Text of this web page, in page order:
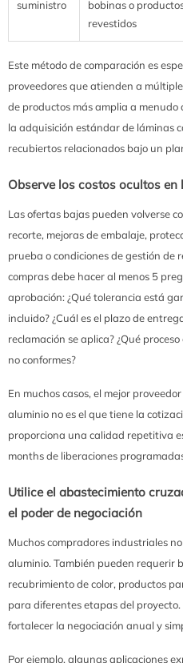
suministro
bobinas o
revestidos
Este método de comparación es
proveedores que atienden a
de productos más amplia a
la adquisición estándar de láminas
recubiertos relacionados bajo un
Observe los costos ocultos en
Las ofertas bajas pueden volverse
recorte, mejoras de embalaje,
prueba o condiciones de gestión de
compras debe hacer al menos 5
aprobación: ¿Qué tolerancia está
incluido? ¿Cuál es el plazo de
reclamación se aplica? ¿Qué
no conformes?
En muchos casos, el mejor
aluminio no es el que tiene la
proporciona una calidad repetitiva
months de liberaciones
Utilice el abastecimiento
el poder de negociación
Muchos compradores industriales
aluminio. También pueden requerir
recubrimiento de color, productos
para diferentes etapas del
fortalecer la negociación anual y
Por ejemplo, algunas aplicaciones